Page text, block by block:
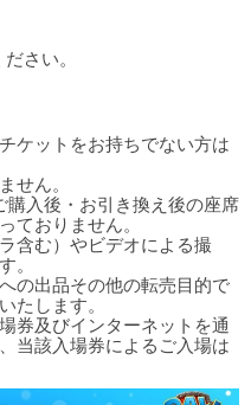
さい。
ケットをお持ちでない方は
せん。
入後・お引き換え後の座席
ておりません。
含む）やビデオによる撮
。
の出品その他の転売目的で
たします。
券及びインターネットを通
当該入場券によるご入場は